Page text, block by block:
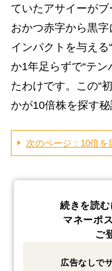
ていたアサイーが
おかつ赤字から黒
インパクトを与え
か1年足らずで“テン
たわけです。この“
かが10倍株を探す秘
次のページ：10倍
続きを読
マネーポ
ご
広告なしで